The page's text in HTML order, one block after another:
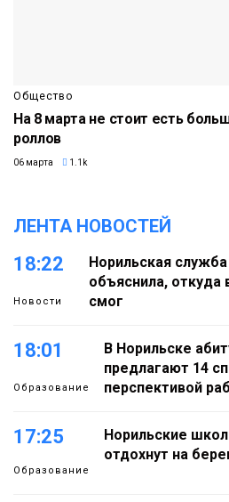
Общество
На 8 марта не стоит есть
роллов
06 марта 1.1k
ЛЕНТА НОВОСТЕЙ
18:22
Новости
Норильская
объяснила, откуда
смог
18:01
Образование
В Норильске
предлагают 14
перспективой
17:25
Образование
Норильские
отдохнут на